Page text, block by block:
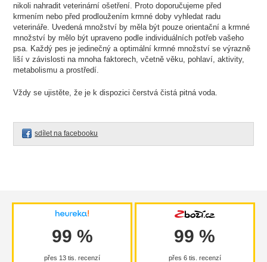
nikoli nahradit veterinární ošetření. Proto doporučujeme před
krmením nebo před prodloužením krmné doby vyhledat radu
veterináře. Uvedená množství by měla být pouze orientační a krmné
množství by mělo být upraveno podle individuálních potřeb vašeho
psa. Každý pes je jedinečný a optimální krmné množství se výrazně
liší v závislosti na mnoha faktorech, včetně věku, pohlaví, aktivity,
metabolismu a prostředí.
Vždy se ujistěte, že je k dispozici čerstvá čistá pitná voda.
sdílet na facebooku
99 %
přes 13 tis. recenzí
99 %
přes 6 tis. recenzí